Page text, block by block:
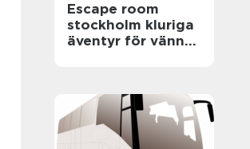
Escape room
stockholm kluriga
äventyr för vänner,